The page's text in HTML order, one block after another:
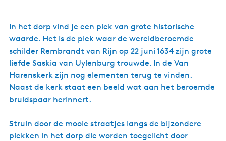
In het dorp vind je een plek van grote historische
waarde. Het is de plek waar de wereldberoemde
schilder Rembrandt van Rijn op 22 juni 1634 zijn grote
liefde Saskia van Uylenburg trouwde. In de Van
Harenskerk zijn nog elementen terug te vinden.
Naast de kerk staat een beeld wat aan het beroemde
bruidspaar herinnert.
Struin door de mooie straatjes langs de bijzondere
plekken in het dorp die worden toegelicht door